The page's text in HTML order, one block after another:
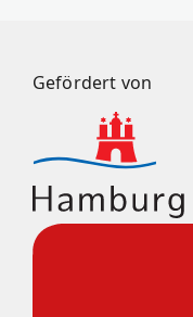
Gefördert von